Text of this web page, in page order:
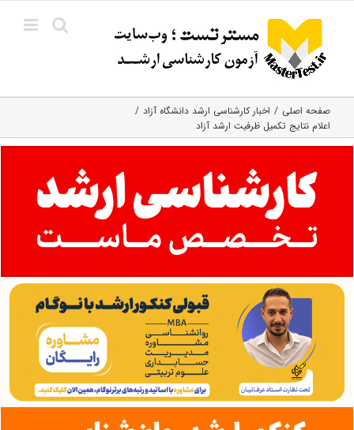
content
صفحه اصلی
اخبار کارشناسی ارشد دانشگاه آزاد
اعلام نتایج تکمیل ظرفیت ارشد آزاد